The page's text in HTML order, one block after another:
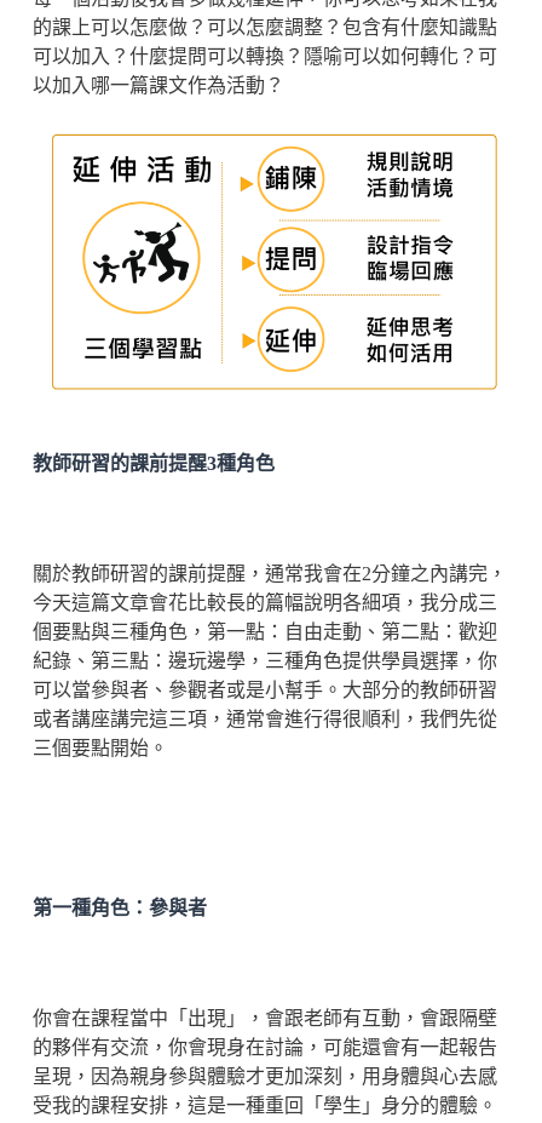
的課上可以怎麼做？可以怎麼調整？包含有什麼知識點
可以加入？什麼提問可以轉換？隱喻可以如何轉化？可
以加入哪一篇課文作為活動？
教師研習的課前提醒3種角色
關於教師研習的課前提醒，通常我會在2分鐘之內講完，
今天這篇文章會花比較長的篇幅說明各細項，我分成三
個要點與三種角色，第一點：自由走動、第二點：歡迎
紀錄、第三點：邊玩邊學，三種角色提供學員選擇，你
可以當參與者、參觀者或是小幫手。大部分的教師研習
或者講座講完這三項，通常會進行得很順利，我們先從
三個要點開始。
第一種角色：參與者
你會在課程當中「出現」，會跟老師有互動，會跟隔壁
的夥伴有交流，你會現身在討論，可能還會有一起報告
呈現，因為親身參與體驗才更加深刻，用身體與心去感
受我的課程安排，這是一種重回「學生」身分的體驗。